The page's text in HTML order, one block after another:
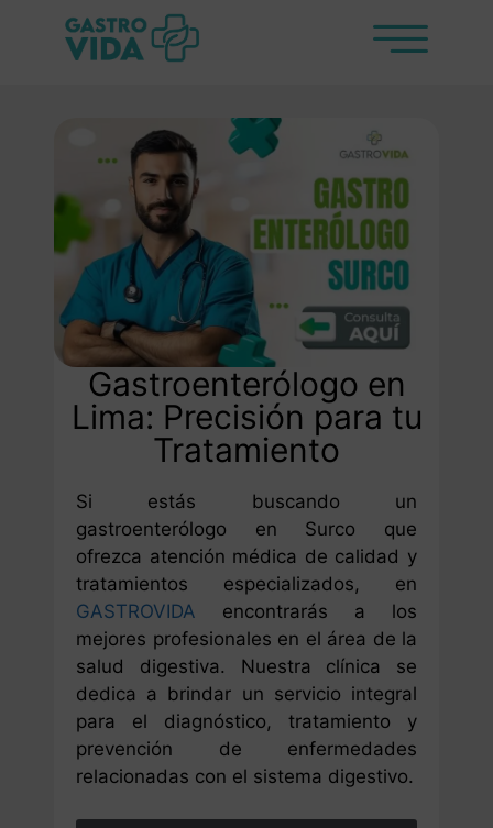
Gastroenterólogo en
Lima: Precisión para tu
Tratamiento
Si estás buscando un
gastroenterólogo en Surco que
ofrezca atención médica de calidad y
tratamientos especializados, en
GASTROVIDA encontrarás a los
mejores profesionales en el área de la
salud digestiva. Nuestra clínica se
dedica a brindar un servicio integral
para el diagnóstico, tratamiento y
prevención de enfermedades
relacionadas con el sistema digestivo.